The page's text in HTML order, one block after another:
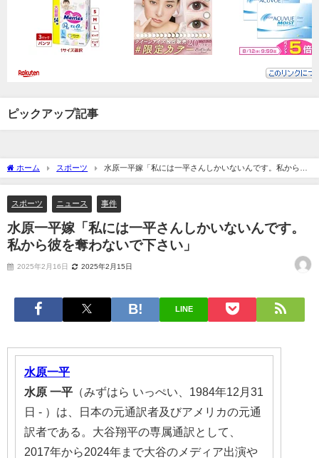
ピックアップ記事
ホーム スポーツ
水原一平嫁「私には一平さんしかいないんです。私から彼
を奪わないで下さい」
スポーツ ニュース 事件
水原一平嫁「私には一平さんしかいないんです。
私から彼を奪わないで下さい」
2025年2月16日 2025年2月15日
LINE
水原一平
水原 一平 （みずはら いっぺい、1984年12月31
日 - ）は、日本の元通訳者及びアメリカの元通
訳者である。大谷翔平の専属通訳として、
2017年から2024年まで大谷のメディア出演や